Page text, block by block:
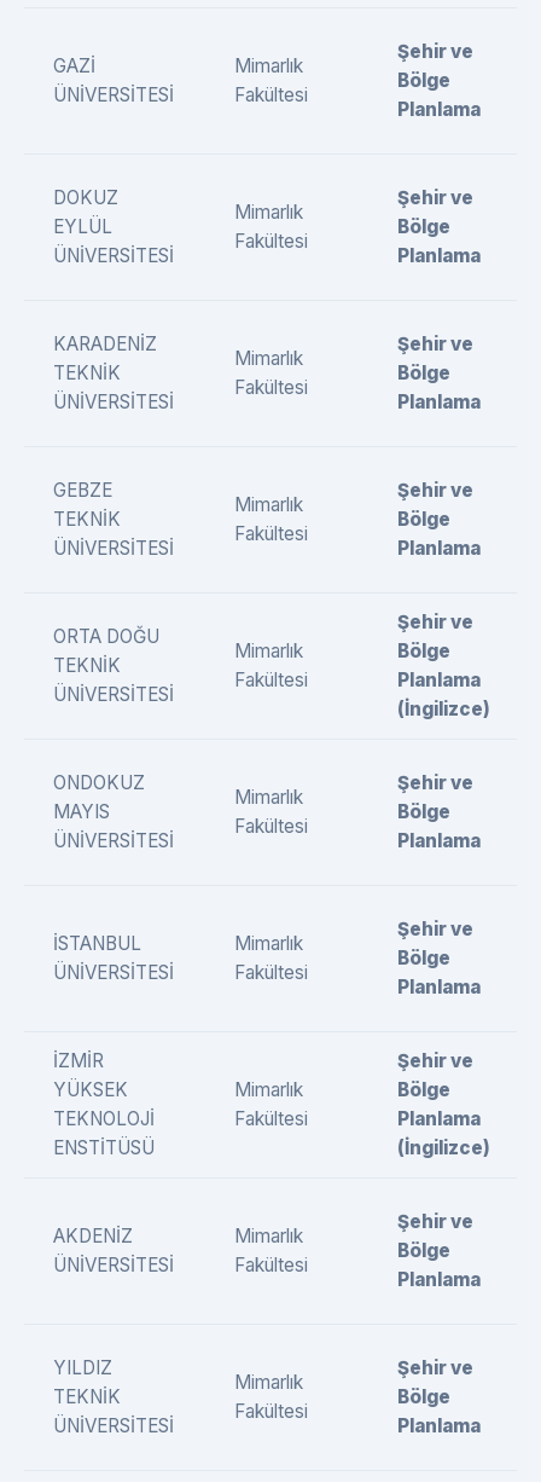
GAZİ
ÜNİVERSİTESİ
Mimarlık
Fakültesi
Şehir ve
Bölge
Planlama
DOKUZ
EYLÜL
ÜNİVERSİTESİ
Mimarlık
Fakültesi
Şehir ve
Bölge
Planlama
KARADENİZ
TEKNİK
ÜNİVERSİTESİ
Mimarlık
Fakültesi
Şehir ve
Bölge
Planlama
GEBZE
TEKNİK
ÜNİVERSİTESİ
Mimarlık
Fakültesi
Şehir ve
Bölge
Planlama
ORTA DOĞU
TEKNİK
ÜNİVERSİTESİ
Mimarlık
Fakültesi
Şehir ve
Bölge
Planlama
(İngilizce)
ONDOKUZ
MAYIS
ÜNİVERSİTESİ
Mimarlık
Fakültesi
Şehir ve
Bölge
Planlama
İSTANBUL
ÜNİVERSİTESİ
Mimarlık
Fakültesi
Şehir ve
Bölge
Planlama
İZMİR
YÜKSEK
TEKNOLOJİ
ENSTİTÜSÜ
Mimarlık
Fakültesi
Şehir ve
Bölge
Planlama
(İngilizce)
AKDENİZ
ÜNİVERSİTESİ
Mimarlık
Fakültesi
Şehir ve
Bölge
Planlama
YILDIZ
TEKNİK
ÜNİVERSİTESİ
Mimarlık
Fakültesi
Şehir ve
Bölge
Planlama